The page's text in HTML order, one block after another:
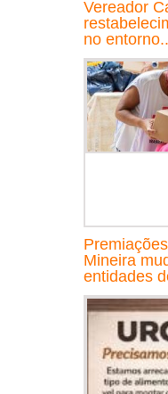
Vereador
no
Mineira
entidades